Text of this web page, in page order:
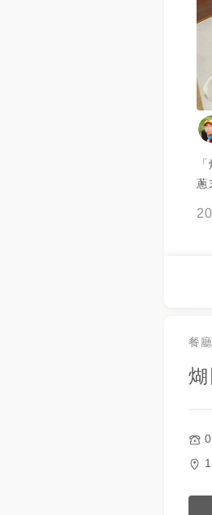
合
菜
or
優秀 肉紋很美 也
他
出
在
同
路
：
蔥
餐